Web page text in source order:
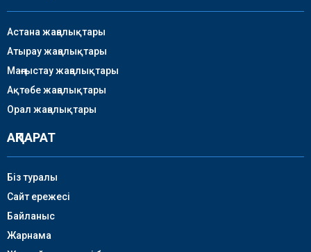
Астана жаңалықтары
Атырау жаңалықтары
Маңғыстау жаңалықтары
Ақтөбе жаңалықтары
Орал жаңалықтары
АҚПАРАТ
Біз туралы
Сайт ережесі
Байланыс
Жарнама